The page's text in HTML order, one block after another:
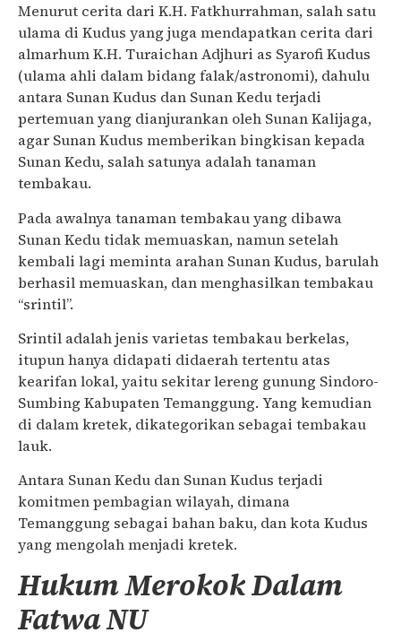
Menurut cerita dari K.H. Fatkhurrahman, salah satu
ulama di Kudus yang juga mendapatkan cerita dari
almarhum K.H. Turaichan Adjhuri as Syarofi Kudus
(ulama ahli dalam bidang falak/astronomi), dahulu
antara Sunan Kudus dan Sunan Kedu terjadi
pertemuan yang dianjurankan oleh Sunan Kalijaga,
agar Sunan Kudus memberikan bingkisan kepada
Sunan Kedu, salah satunya adalah tanaman
tembakau.
Pada awalnya tanaman tembakau yang dibawa
Sunan Kedu tidak memuaskan, namun setelah
kembali lagi meminta arahan Sunan Kudus, barulah
berhasil memuaskan, dan menghasilkan tembakau
“srintil”.
Srintil adalah jenis varietas tembakau berkelas,
itupun hanya didapati didaerah tertentu atas
kearifan lokal, yaitu sekitar lereng gunung Sindoro-
Sumbing Kabupaten Temanggung. Yang kemudian
di dalam kretek, dikategorikan sebagai tembakau
lauk.
Antara Sunan Kedu dan Sunan Kudus terjadi
komitmen pembagian wilayah, dimana
Temanggung sebagai bahan baku, dan kota Kudus
yang mengolah menjadi kretek.
Hukum Merokok Dalam
Fatwa NU